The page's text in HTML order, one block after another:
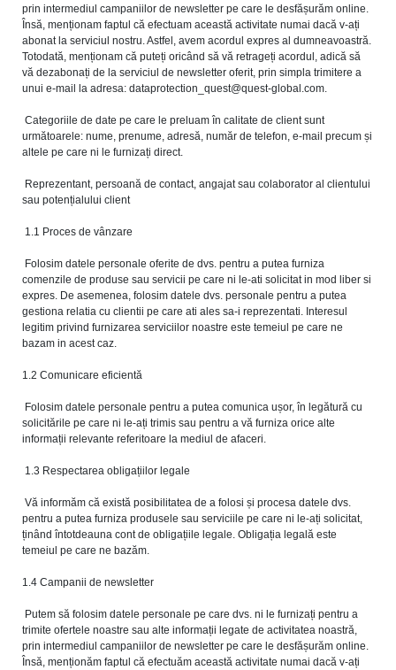
prin intermediul campaniilor de newsletter pe care le desfășurăm online.
Însă, menționam faptul că efectuam această activitate numai dacă v-ați
abonat la serviciul nostru. Astfel, avem acordul expres al dumneavoastră.
Totodată, menționam că puteți oricând să vă retrageți acordul, adică să
vă dezabonați de la serviciul de newsletter oferit, prin simpla trimitere a
unui e-mail la adresa: dataprotection_quest@quest-global.com.
Categoriile de date pe care le preluam în calitate de client sunt
următoarele: nume, prenume, adresă, număr de telefon, e-mail precum și
altele pe care ni le furnizați direct.
Reprezentant, persoană de contact, angajat sau colaborator al clientului
sau potențialului client
1.1 Proces de vânzare
Folosim datele personale oferite de dvs. pentru a putea furniza
comenzile de produse sau servicii pe care ni le-ati solicitat in mod liber si
expres. De asemenea, folosim datele dvs. personale pentru a putea
gestiona relatia cu clientii pe care ati ales sa-i reprezentati. Interesul
legitim privind furnizarea serviciilor noastre este temeiul pe care ne
bazam in acest caz.
1.2 Comunicare eficientă
Folosim datele personale pentru a putea comunica ușor, în legătură cu
solicitările pe care ni le-ați trimis sau pentru a vă furniza orice alte
informații relevante referitoare la mediul de afaceri.
1.3 Respectarea obligațiilor legale
Vă informăm că există posibilitatea de a folosi și procesa datele dvs.
pentru a putea furniza produsele sau serviciile pe care ni le-ați solicitat,
ținând întotdeauna cont de obligațiile legale. Obligația legală este
temeiul pe care ne bazăm.
1.4 Campanii de newsletter
Putem să folosim datele personale pe care dvs. ni le furnizați pentru a
trimite ofertele noastre sau alte informații legate de activitatea noastră,
prin intermediul campaniilor de newsletter pe care le desfășurăm online.
Însă, menționăm faptul că efectuăm această activitate numai dacă v-ați